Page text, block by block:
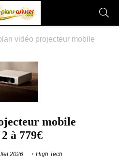
vidéo projecteur mobile
mobile
à 779€
2026 High Tech